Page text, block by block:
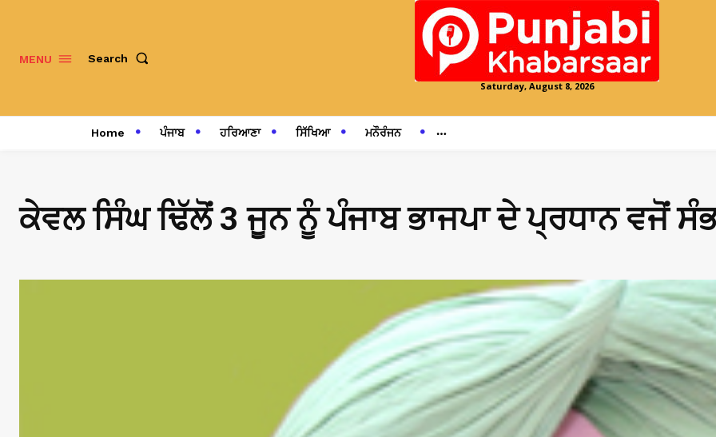
MENU Search
Saturday, August 8, 2026
Home ਪੰਜਾਬ ਹਰਿਆਣਾ ਸਿੱਖਿਆ ਮਨੌਰੰਜਨ
ਕੇਵਲ ਸਿੰਘ ਢਿੱਲੋਂ 3 ਜੂਨ ਨੂੰ ਪੰਜਾਬ ਭਾਜਪਾ ਦੇ ਪ੍ਰਧਾਨ ਵਜੋਂ